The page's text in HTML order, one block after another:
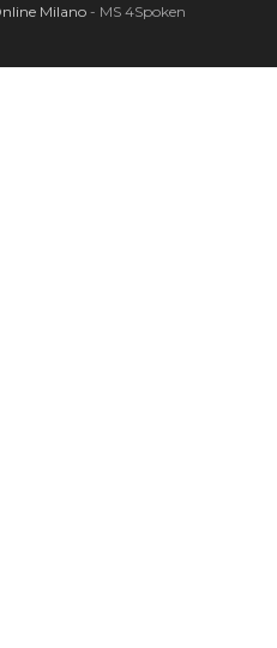
Milano - MS 4Spoken